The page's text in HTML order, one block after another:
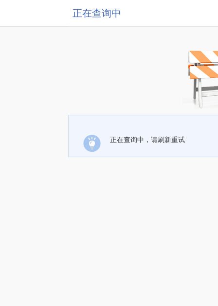
正在查询中
正在查询中，请刷新重试